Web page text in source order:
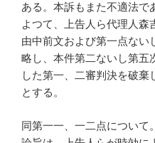
ある。本訴もまた不適法で
よつて、上告人ら代理人森
由中前文および第一点ない
略し、本件第二ないし第五
した第一、二審判決を破
とする。
同第一一、一二点について。